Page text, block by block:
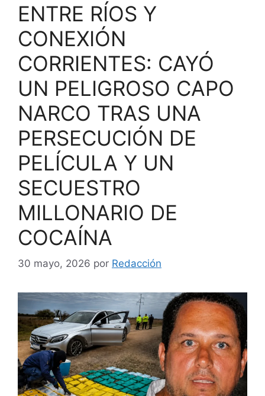
ENTRE RÍOS Y
CONEXIÓN
CORRIENTES: CAYÓ
UN PELIGROSO CAPO
NARCO TRAS UNA
PERSECUCIÓN DE
PELÍCULA Y UN
SECUESTRO
MILLONARIO DE
COCAÍNA
30 mayo, 2026 por Redacción